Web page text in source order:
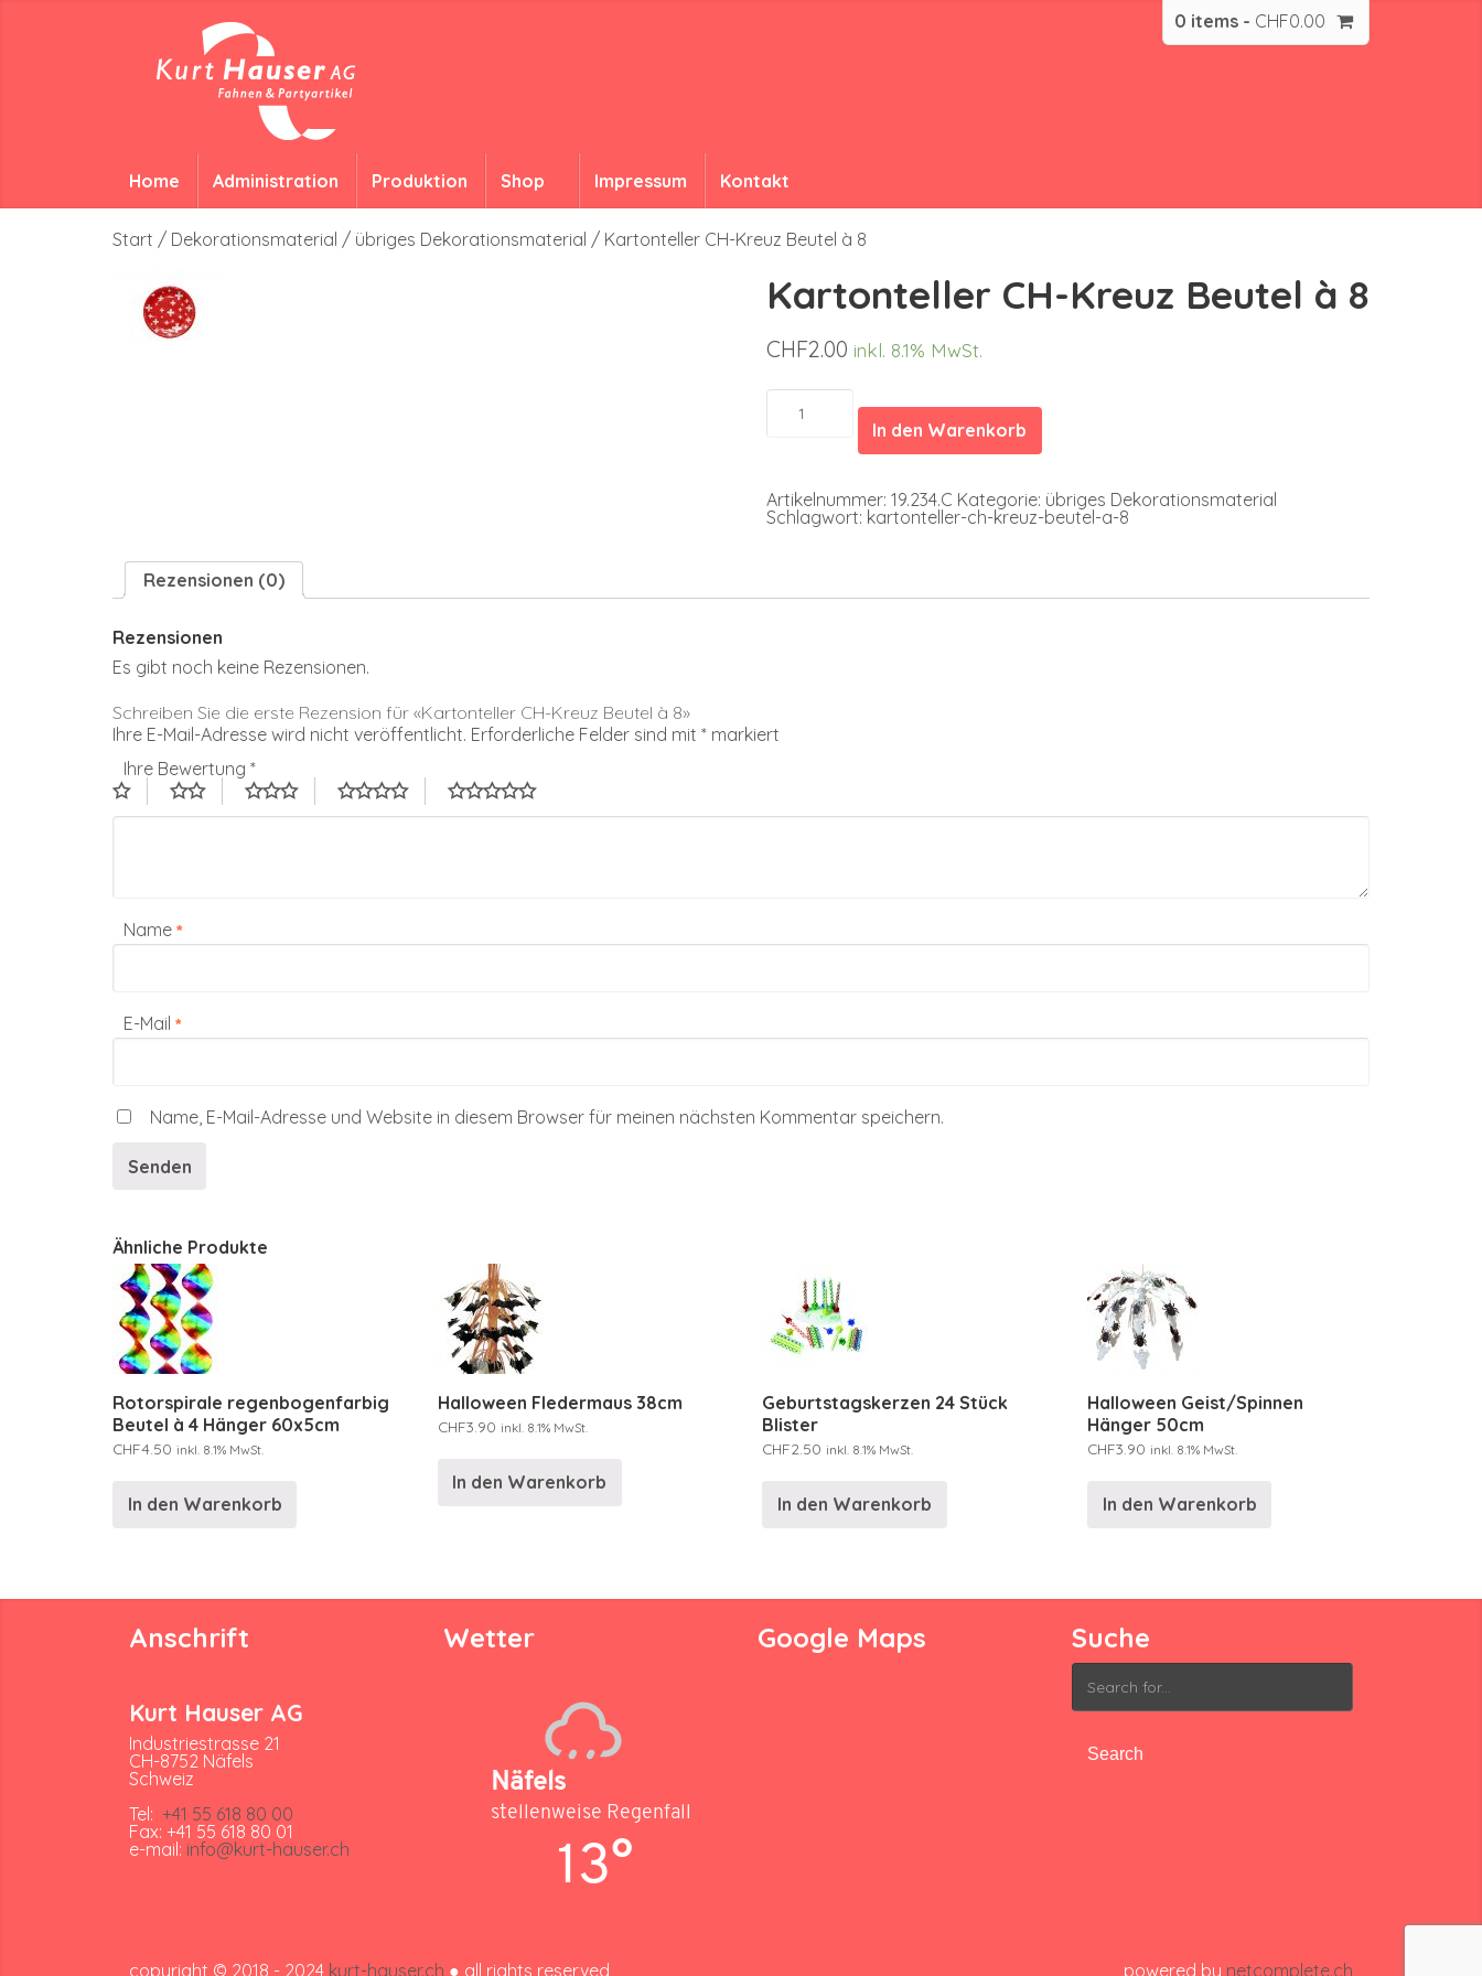
0 items - CHF0.00
Home Administration Produktion Shop Impressum Kontakt
Start / Dekorationsmaterial / übriges Dekorationsmaterial / Kartonteller CH-Kreuz Beutel à 8
Kartonteller CH-Kreuz Beutel à 8
CHF2.00 inkl. 8.1% MwSt.
Kartonteller
Kreuz
Menge
In den Warenkorb
Artikelnummer: 19.234.C Kategorie: übriges Dekorationsmaterial
Schlagwort: kartonteller-ch-kreuz-beutel-a-8
Rezensionen (0)
Rezensionen
Es gibt noch keine Rezensionen.
Schreiben Sie die erste Rezension für «Kartonteller CH-Kreuz Beutel à 8»
Ihre E-Mail-Adresse wird nicht veröffentlicht. Erforderliche Felder sind mit * markiert
Ihre Bewertung *
Name *
E-Mail *
Name, E-Mail-Adresse und Website in diesem Browser für meinen nächsten Kommentar speichern.
Ähnliche Produkte
Rotorspirale regenbogenfarbig
Beutel à 4 Hänger 60x5cm
CHF4.50 inkl. 8.1% MwSt.
In den Warenkorb
Halloween Fledermaus 38cm
CHF3.90 inkl. 8.1% MwSt.
In den Warenkorb
Geburtstagskerzen 24 Stück
Blister
CHF2.50 inkl. 8.1% MwSt.
In den Warenkorb
Halloween Geist/Spinnen
Hänger 50cm
CHF3.90 inkl. 8.1% MwSt.
In den Warenkorb
Anschrift
Kurt Hauser AG
Industriestrasse 21
CH-8752 Näfels
Schweiz
Tel: +41 55 618 80 00
Fax: +41 55 618 80 01
e-mail: info@kurt-hauser.ch
Wetter
Näfels
stellenweise Regenfall
13°
Google Maps Suche
Search
for:
copyright © 2018 - 2024 kurt-hauser.ch ● all rights reserved powered by netcomplete.ch